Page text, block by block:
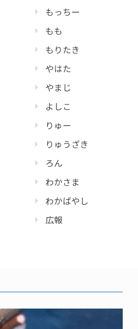
もっちー
もも
もりたき
やはた
やまじ
よしこ
りゅー
りゅうざき
ろん
わかさま
わかばやし
広報